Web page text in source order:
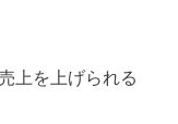
上を上げられる